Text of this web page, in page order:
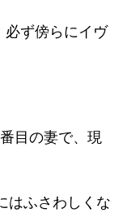
必ず傍らにイヴ
目の妻で、現
はふさわしくな